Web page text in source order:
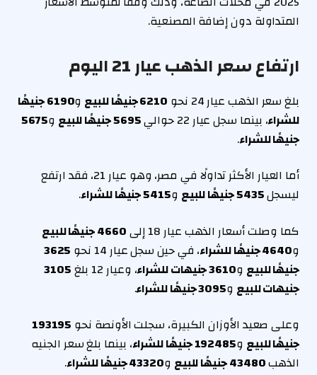
المتداولة دون إضافة المصنعية.
ارتفاع سعر الذهب عيار 21 اليوم
بلغ سعر الذهب عيار 24 نحو 6210 جنيهًا للبيع و
6190 جنيهًا
للشراء، بينما سجل عيار 22 حوالي 5695 جنيهًا للبيع و5675
جنيهًا للشراء.
أما العيار الأكثر تداولًا في مصر، وهو عيار 21، فقد ارتفع
ليسجل5435 جنيهًا للبيع و5415 جنيهًا للشراء
.
كما وصلت أسعار الذهب عيار 18 إلى
4660 جنيهًا للبيع
و4640 جنيهًا للشراء ، في حين سجل عيار 14 نحو
3625
جنيهًا للبيع و3610 جنيهات للشراء ، وعيار 12 بلغ
3105
جنيهات للبيع و3095 جنيهًا للشراء
.
وعلى صعيد الأوزان الكبيرة، سجلت الأونصة نحو 193195
جنيهًا للبيع و192485 جنيهًا للشراء
، بينما بلغ سعر الجنيه
الذهب43480 جنيهًا للبيع و43320 جنيهًا للشراء
.